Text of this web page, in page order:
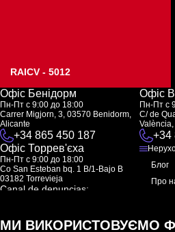
RAICV - 5012
Офіс Бенідорм
Пн-Пт с 9:00 до 18:00
Carrer Migjorn, 3, 03570 Benidorm,
Alicante
+34 865 450 187
Офіс
Пн-Пт с
C/ de
+34
Офіс Торрев'єха
Пн-Пт с 9:00 до 18:00
Co San Esteban bq. 1 B/1-Bajo B
03182 Torrevieja
Canal de denuncias:
Блог
Про
Підписка
МИ ВИКОРИСТОВУЄМО